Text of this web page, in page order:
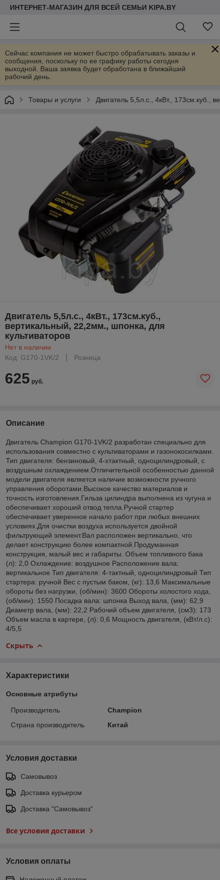
ИНТЕРНЕТ-МАГАЗИН ДЛЯ ВСЕЙ СЕМЬИ KIPA.BY
Сейчас компания не может быстро обрабатывать заказы и
сообщения, поскольку по ее графику работы сегодня
выходной. Ваша заявка будет обработана в ближайший
рабочий день.
Товары и услуги Двигатель 5,5л.с., 4кВт., 173см.куб.,
Двигатель 5,5л.с., 4кВт., 173см.куб.,
вертикальный, 22,2мм., шпонка, для
культиваторов
Нет в наличии
Код: G170-1VK/2
Розница
625 руб.
Описание
Двигатель Champion G170-1VK/2 разработан специально для
использования совместно с культиваторами и газонокосилками.
Тип двигателя: бензиновый, 4-хтактный, одноцилиндровый, с
воздушным охлаждением.Отличительной особенностью данной
модели двигателя является наличие возможности ручного
управления оборотами.Высокое качество материалов и
точность изготовления.Гильза цилиндра выполнена из чугуна и
обеспечивает хороший отвод тепла.Ручной стартер
обеспечивает уверенное начало работ при любых внешних
условиях.Для очистки воздуха используется двойной
фильтрующий элемент.Вал расположен вертикально, что
делает конструкцию более компактной.Продуманная
конструкция, малый вес и габариты. Объем топливного бака
(л): 2,0 Охлаждение: воздушное Расположение вала:
вертикальное Тип двигателя: 4-тактный, одноцилиндровый Тип
стартера: ручной Вес с пустым баком, (кг): 13,6 Максимальные
обороты без нагрузки, (об/мин): 3600 Обороты холостого хода,
(об/мин): 1550 Посадка вала: шпонка Выход вала, (мм): 62,9
Диаметр вала, (мм): 22,2 Рабочий объем двигателя, (см3): 173
Объем масла в картере, (л): 0,6 Мощность двигателя, (кВт/л.с):
4/5,5
Скрыть
Характеристики
Основные атрибуты
Производитель
Champion
Страна производитель
Китай
Условия доставки
Самовывоз
Доставка курьером
Доставка "Самовывоз"
Все условия доставки
Условия оплаты